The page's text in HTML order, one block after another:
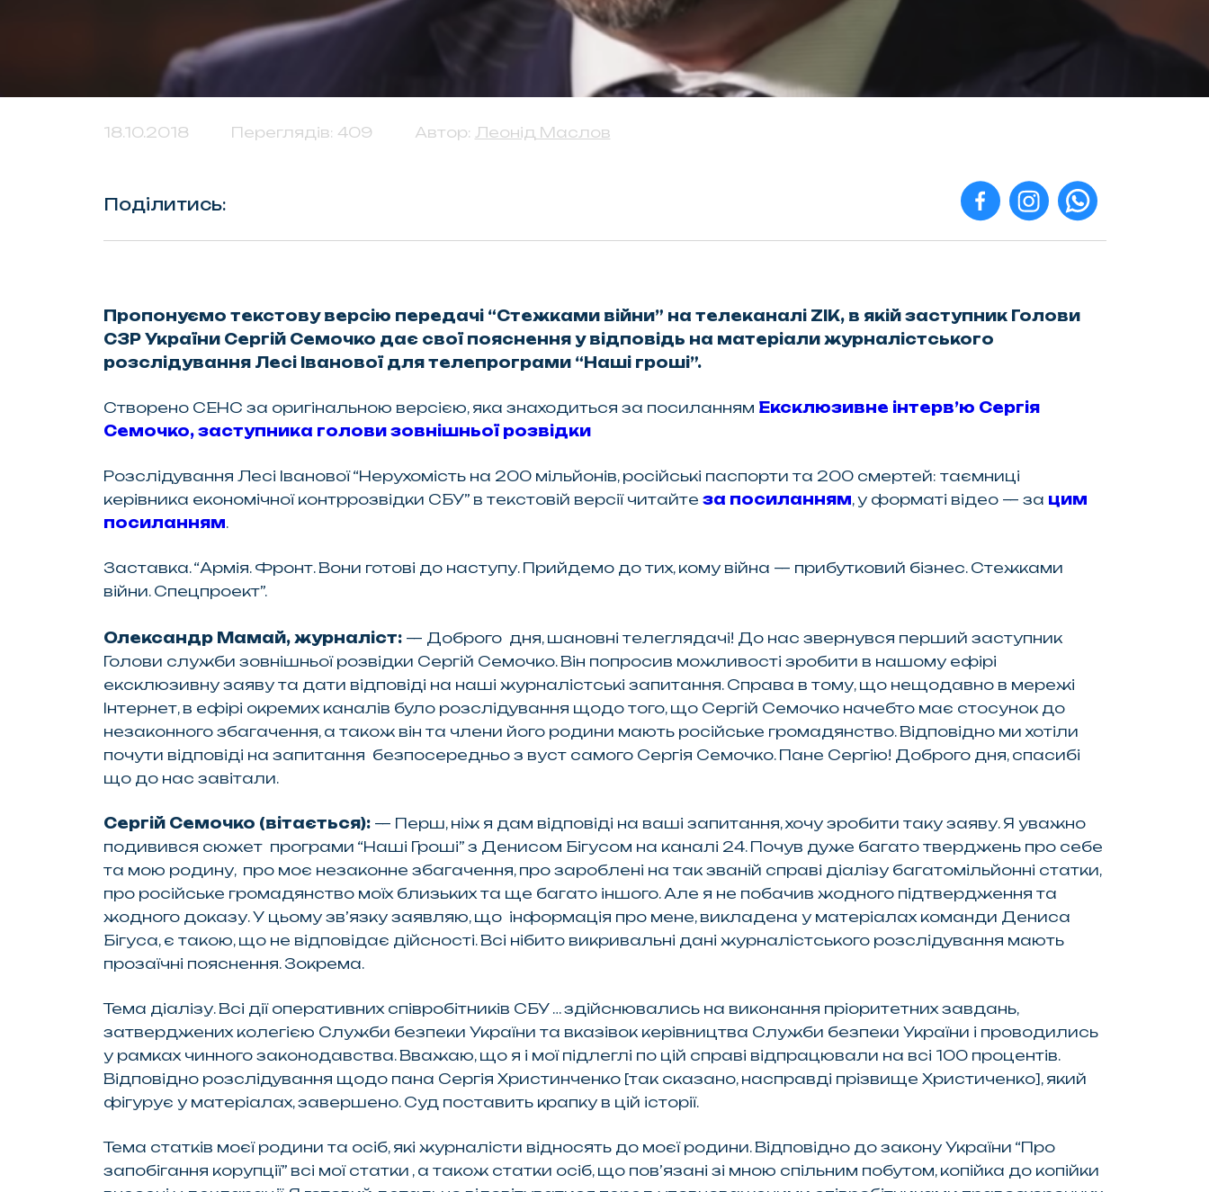
18.10.2018 Переглядів: 409 Автор: Леонід Маслов
Поділитись:
Пропонуємо текстову версію передачі “Стежками війни” на телеканалі ZIK, в якій заступник Голови
СЗР України Сергій Семочко дає свої пояснення у відповідь на матеріали журналістського
розслідування Лесі Іванової для телепрограми “Наші гроші”.
Створено СЕНС за оригінальною версією, яка знаходиться за посиланням Ексклюзивне інтерв’ю Сергія
Семочко, заступника голови зовнішньої розвідки
Розслідування Лесі Іванової “Нерухомість на 200 мільйонів, російські паспорти та 200 смертей: таємниці
керівника економічної контррозвідки СБУ” в текстовій версії читайте за посиланням, у форматі відео — за цим
посиланням.
Заставка. “Армія. Фронт. Вони готові до наступу. Прийдемо до тих, кому війна — прибутковий бізнес. Стежками
війни. Спецпроект”.
Олександр Мамай, журналіст: — Доброго дня, шановні телеглядачі! До нас звернувся перший заступник
Голови служби зовнішньої розвідки Сергій Семочко. Він попросив можливості зробити в нашому ефірі
ексклюзивну заяву та дати відповіді на наші журналістські запитання. Справа в тому, що нещодавно в мережі
Інтернет, в ефірі окремих каналів було розслідування щодо того, що Сергій Семочко начебто має стосунок до
незаконного збагачення, а також він та члени його родини мають російське громадянство. Відповідно ми хотіли
почути відповіді на запитання безпосередньо з вуст самого Сергія Семочко. Пане Сергію! Доброго дня, спасибі
що до нас завітали.
Сергій Семочко (вітається): — Перш, ніж я дам відповіді на ваші запитання, хочу зробити таку заяву. Я уважно
подивився сюжет програми “Наші Гроші” з Денисом Бігусом на каналі 24. Почув дуже багато тверджень про себе
та мою родину, про моє незаконне збагачення, про зароблені на так званій справі діалізу багатомільйонні статки,
про російське громадянство моїх близьких та ще багато іншого. Але я не побачив жодного підтвердження та
жодного доказу. У цьому зв’язку заявляю, що інформація про мене, викладена у матеріалах команди Дениса
Бігуса, є такою, що не відповідає дійсності. Всі нібито викривальні дані журналістського розслідування мають
прозаїчні пояснення. Зокрема.
Тема діалізу. Всі дії оперативних співробітників СБУ … здійснювались на виконання пріоритетних завдань,
затверджених колегією Служби безпеки України та вказівок керівництва Служби безпеки України і проводились
у рамках чинного законодавства. Вважаю, що я і мої підлеглі по цій справі відпрацювали на всі 100 процентів.
Відповідно розслідування щодо пана Сергія Христинченко [так сказано, насправді прізвище Христиченко], який
фігурує у матеріалах, завершено. Суд поставить крапку в цій історії.
Тема статків моєї родини та осіб, які журналісти відносять до моєї родини. Відповідно до закону України “Про
запобігання корупції” всі мої статки , а також статки осіб, що пов’язані зі мною спільним побутом, копійка до копійки